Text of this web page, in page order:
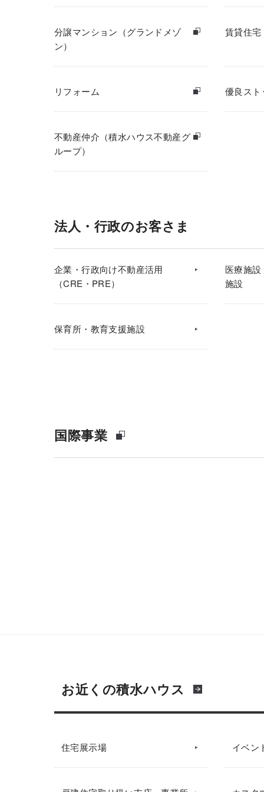
分譲マンション（グランドメゾ
ン）
賃貸住
リフォーム 優良ス
不動産仲介（積水ハウス不動産グ
ループ）
法人・行政のお客さま
企業・行政向け不動産活用
（CRE・PRE）
医療施
施設
保育所・教育支援施設
国際事業
お近くの積水ハウス
住宅展示場 イベン